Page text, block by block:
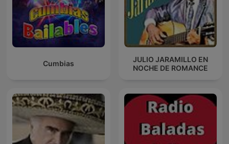
Cumbias
JULIO JARAMILLO EN
NOCHE DE ROMANCE